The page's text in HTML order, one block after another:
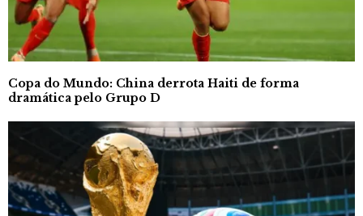
Copa do Mundo: China derrota Haiti de forma
dramática pelo Grupo D